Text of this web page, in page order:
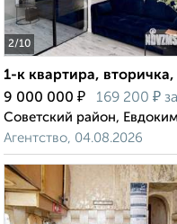
2/10
1-к квартира,
9 000 000 ₽ 169 200 ₽
Советский район,
Агентство, 04.08.2026